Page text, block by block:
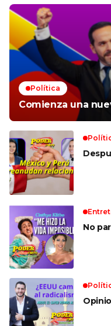
Política
Comienza una
No